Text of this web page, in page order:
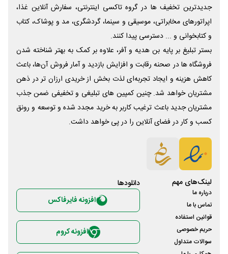
جدیدترین تخفیف ها در گروه تاکسی اینترنتی، سفارش آنلاین غذا،
اپراتورهای مخابراتی، موسیقی و سینما، گردشگری، مد و پوشاک، کتاب
و کتابخوانی و ... دسترسی پیدا کنند.
بستر تبلیغ بر پایه بن هدیه و آفر، علاوه بر کمک به بهتر شناخته شدن
فروشگاه ها در صحنه رقابت و افزایش بازدید و آمار فروش آن‌ها، باعث
کاهش هزینه و ایجاد تجربه‌ای لذت بخش از خریدی ارزان تر در ذهن
مشتریان خواهد شد. چنین کمپین های تبلیغی و تخفیفی ضمن جذب
مشتریان جدید باعث ترغیب کاربر به خرید مجدد شده و توسعه و رونق
کسب و کار در فضای آنلاین را در پی خواهد داشت.
لینک‌های مهم
درباره ما
تماس با ما
قوانین استفاده
حریم خصوصی
سوالات متداول
دانلود‌ها
افزونه فایرفاکس
افزونه کروم